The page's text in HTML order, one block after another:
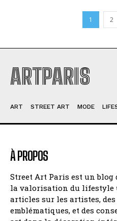
1 2
ARTPARIS
ART STREET ART MODE
À PROPOS
Street Art Paris est un blog
la valorisation du lifestyle
articles sur les artistes,
emblématiques, et des